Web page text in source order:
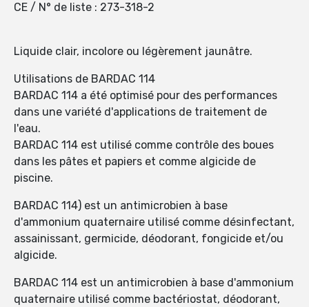
CE / N° de liste : 273-318-2
Liquide clair, incolore ou légèrement jaunâtre.
Utilisations de BARDAC 114
BARDAC 114 a été optimisé pour des performances
dans une variété d'applications de traitement de
l'eau.
BARDAC 114 est utilisé comme contrôle des boues
dans les pâtes et papiers et comme algicide de
piscine.
BARDAC 114) est un antimicrobien à base
d'ammonium quaternaire utilisé comme désinfectant,
assainissant, germicide, déodorant, fongicide et/ou
algicide.
BARDAC 114 est un antimicrobien à base d'ammonium
quaternaire utilisé comme bactériostat, déodorant,